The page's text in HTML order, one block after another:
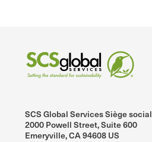
SCS Global Services Siège social
2000 Powell Street, Suite 600
Emeryville, CA 94608 US